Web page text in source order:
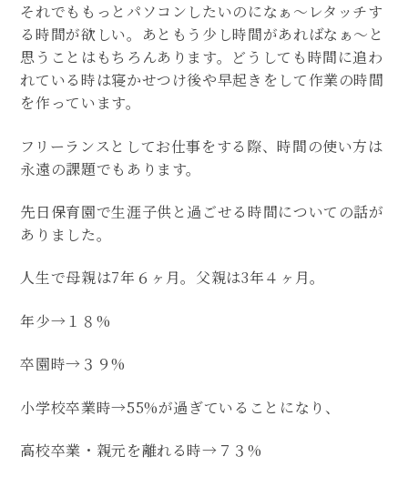
それでももっとパソコンしたいのになぁ〜レタッチす
る時間が欲しい。あともう少し時間があればなぁ〜と
思うことはもちろんあります。どうしても時間に追わ
れている時は寝かせつけ後や早起きをして作業の時間
を作っています。
フリーランスとしてお仕事をする際、時間の使い方は
永遠の課題でもあります。
先日保育園で生涯子供と過ごせる時間についての話が
ありました。
人生で母親は7年６ヶ月。父親は3年４ヶ月。
年少→１８%
卒園時→３９%
小学校卒業時→55%が過ぎていることになり、
高校卒業・親元を離れる時→７３%